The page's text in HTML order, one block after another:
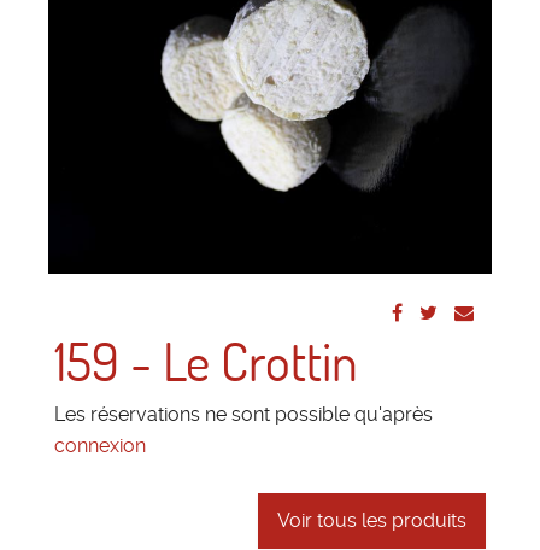
159 - Le Crottin
Les réservations ne sont possible qu'après
connexion
Voir tous les produits